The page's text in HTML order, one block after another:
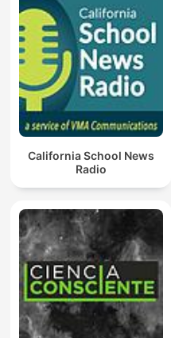
California School News
Radio